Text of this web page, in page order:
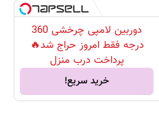
دوربین لامپی چرخشی 360
درجه فقط امروز حراج شد🔥
پرداخت درب منزل
خرید سریع!